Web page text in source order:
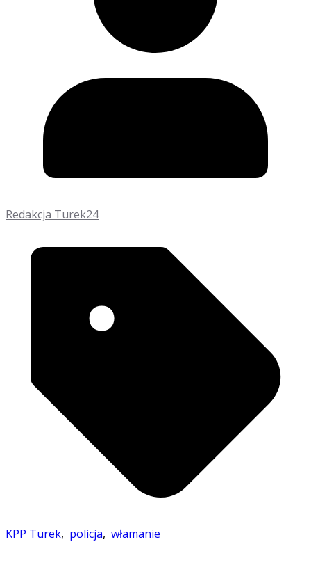
Redakcja Turek24
KPP Turek, policja, włamanie